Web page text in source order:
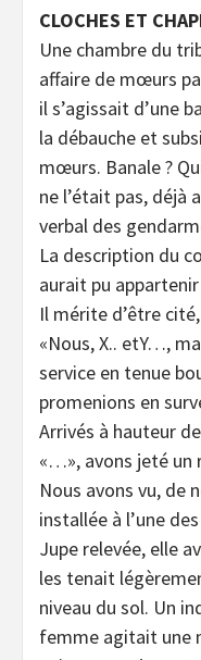
CLOCHES ET
Une chambre du
affaire de mœurs
il s’agissait d’une
la débauche et
mœurs. Banale ?
ne l’était pas, déjà
verbal des
La description du
aurait pu
Il mérite d’être
«Nous, X.. etY…,
service en tenue
promenions en
Arrivés à hauteur
«…», avons jeté un
Nous avons vu, de
installée à l’une
Jupe relevée, elle
les tenait
niveau du sol. Un
femme agitait une